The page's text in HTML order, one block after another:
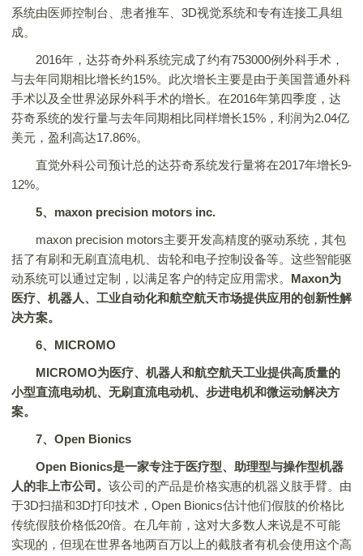
系统由医师控制台、患者推车、3D视觉系统和专有连接工具组
成。
2016年，达芬奇外科系统完成了约有753000例外科手术，
与去年同期相比增长约15%。此次增长主要是由于美国普通外科
手术以及全世界泌尿外科手术的增长。在2016年第四季度，达
芬奇系统的发行量与去年同期相比同样增长15%，利润为2.04亿
美元，盈利高达17.86%。
直觉外科公司预计总的达芬奇系统发行量将在2017年增长9-
12%。
5、maxon precision motors inc.
maxon precision motors主要开发高精度的驱动系统，其包
括了有刷和无刷直流电机、齿轮和电子控制设备等。这些智能驱
动系统可以通过定制，以满足客户的特定应用需求。 Maxon为
医疗、机器人、工业自动化和航空航天市场提供应用的创新性解
决方案。
6、MICROMO
MICROMO为医疗、机器人和航空航天工业提供高质量的
小型直流电动机、无刷直流电动机、步进电机和微运动解决方
案。
7、Open Bionics
Open Bionics是一家专注于医疗型、助理型与操作型机器
人的非上市公司。 该公司的产品是价格实惠的机器义肢手臂。由
于3D扫描和3D打印技术，Open Bionics估计他们假肢的价格比
传统假肢价格低20倍。在几年前，这对大多数人来说是不可能
实现的，但现在世界各地两百万以上的截肢者有机会使用这个高